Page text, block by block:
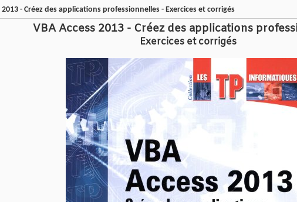
2013 - Créez des applications professionnelles - Exercices et corrigés
VBA Access 2013 - Créez des applications
Exercices et corrigés